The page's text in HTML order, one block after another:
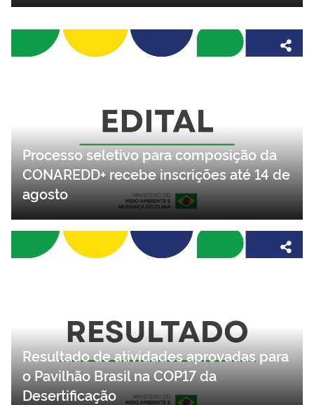
Processo seletivo para composição da
CONAREDD+ recebe inscrições até 14 de
agosto
Resultado de atividades aprovadas para
o Pavilhão Brasil na COP17 da
Desertificação